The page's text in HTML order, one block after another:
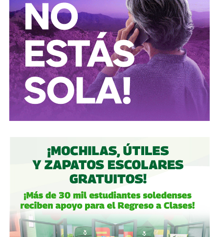
todavía no saben si va a seguir en el poder, hagamos
periodismo útil, no crítica en busca de likes.
Conductores:respeten al peatón.Peatones:no usen el
móvil mientras cruzan las calles, ni intenten ganarle al
semáforo.Ciclistas:
hay solo 3 ciclovías, pero usémoslas
correctamente.
Autoridades:hagan su trabajo, pero háganlo bien, y no
descuiden lo que hicieron antes por centrarse solo en
personas se sientan más seguras entrando a un parque
bajo su cuidado, para evitar accidentes en una calle, de una
ciudad que también es parte del estado.
Gobierno municipal:no se apresuren por hacer cosas
solo de cara a la contienda electoral, échenle ganas y
háganlas bien, respeten los tiempos, informen
oportunamente a los usuarios de las vialidades.